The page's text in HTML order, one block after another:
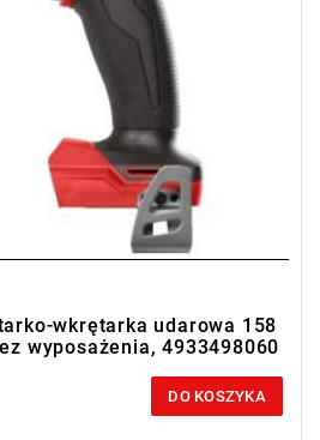
wkrętarka udarowa 158
wyposażenia, 4933498060
DO KOSZYKA